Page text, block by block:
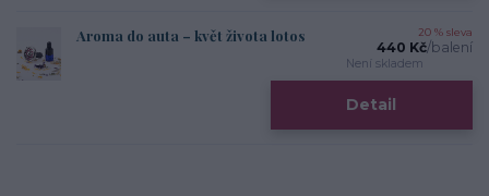
Aroma do auta – květ života lotos 20 % sleva
440 Kč/balení
Není skladem
Detail